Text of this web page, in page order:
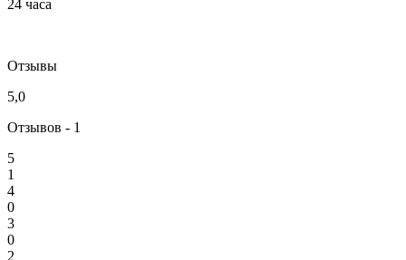
24 часа
Отзывы
5,0
Отзывов - 1
5
1
4
0
3
0
2